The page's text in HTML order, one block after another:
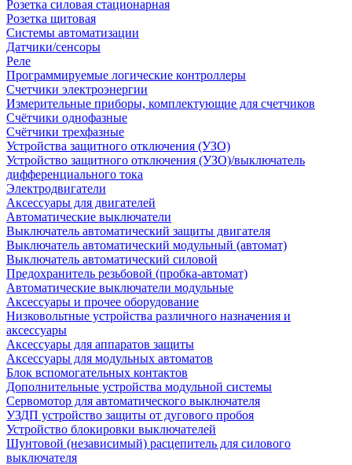
Розетка силовая стационарная
Розетка щитовая
Системы автоматизации
Датчики/сенсоры
Реле
Программируемые логические контроллеры
Счетчики электроэнергии
Измерительные приборы, комплектующие для счетчиков
Счётчики однофазные
Счётчики трехфазные
Устройства защитного отключения (УЗО)
Устройство защитного отключения (УЗО)/выключатель
дифференциального тока
Электродвигатели
Аксессуары для двигателей
Автоматические выключатели
Выключатель автоматический защиты двигателя
Выключатель автоматический модульный (автомат)
Выключатель автоматический силовой
Предохранитель резьбовой (пробка-автомат)
Автоматические выключатели модульные
Аксессуары и прочее оборудование
Низковольтные устройства различного назначения и
аксессуары
Аксессуары для аппаратов защиты
Аксессуары для модульных автоматов
Блок вспомогательных контактов
Дополнительные устройства модульной системы
Сервомотор для автоматического выключателя
УЗДП устройство защиты от дугового пробоя
Устройство блокировки выключателей
Шунтовой (независимый) расцепитель для силового
выключателя